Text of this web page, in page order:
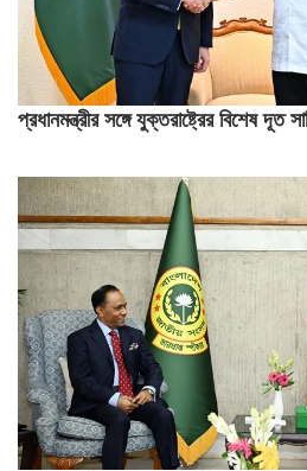
প্রধানমন্ত্রীর সঙ্গে যুক্তরাষ্ট্রের বিশেষ দূত